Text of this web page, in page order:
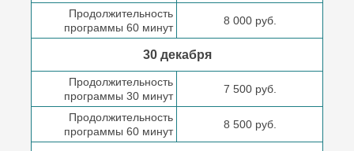
Продолжительность
программы 60 минут
8 000 руб.
30 декабря
Продолжительность
программы 30 минут
7 500 руб.
Продолжительность
программы 60 минут
8 500 руб.